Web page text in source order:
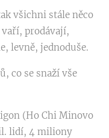
všichni stále něco
prodávají,
levně, jednoduše.
co se snaží vše
(Ho Chi Minovo
lidí, 4 miliony